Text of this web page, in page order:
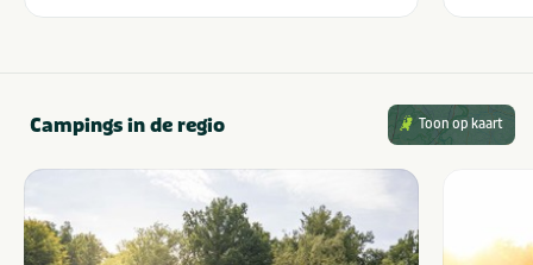
Campings in de regio Toon op kaart